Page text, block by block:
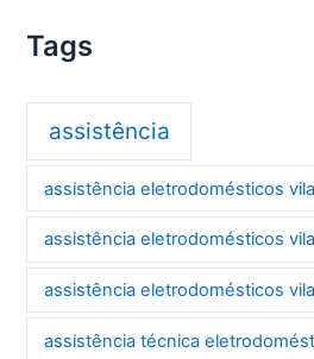
Tags
assistência
assistência eletrodomésticos
assistência eletrodomésticos
assistência eletrodomésticos
assistência técnica